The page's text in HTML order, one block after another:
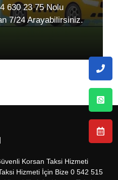
630 23 75 Nolu
7/24 Arayabilirsiniz.
Korsan Taksi Hizmeti
Hizmeti İçin Bize 0 542 515